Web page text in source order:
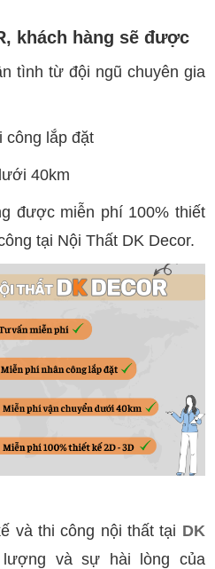
khách hàng sẽ được
tình từ đội ngũ chuyên gia
công lắp đặt
40km
được miễn phí 100% thiết
tại Nội Thất DK Decor.
và thi công nội thất tại DK
và sự hài lòng của